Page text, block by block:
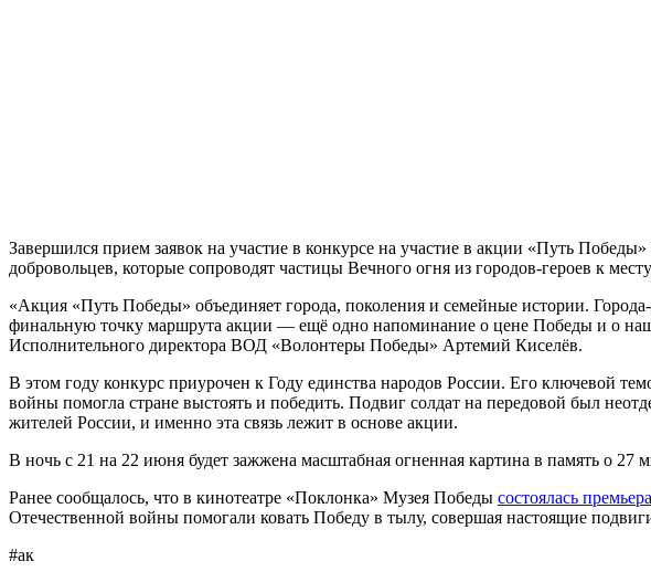
Завершился прием заявок на участие в конкурсе на участие в акции «Путь
добровольцев, которые сопроводят частицы Вечного огня из городов-героев к
«Акция «Путь Победы» объединяет города, поколения и семейные истории.
финальную точку маршрута акции — ещё одно напоминание о цене Победы и о
Исполнительного директора ВОД «Волонтеры Победы» Артемий Киселёв.
В этом году конкурс приурочен к Году единства народов России. Его ключевой
войны помогла стране выстоять и победить. Подвиг солдат на передовой был
жителей России, и именно эта связь лежит в основе акции.
В ночь с 21 на 22 июня будет зажжена масштабная огненная картина в память о
Ранее сообщалось, что в кинотеатре «Поклонка» Музея Победы состоялась премьера
Отечественной войны помогали ковать Победу в тылу, совершая настоящие
#ак